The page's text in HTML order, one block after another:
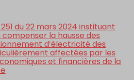
du 22 mars 2024 instituant
la hausse des
d’électricité des
affectées par les
et financières de la